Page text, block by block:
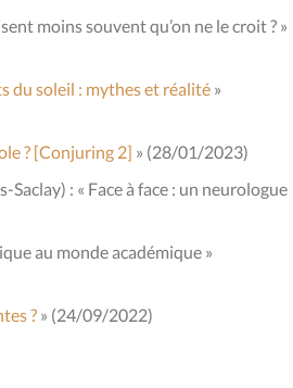
moins souvent qu’on ne le croit ? »
du soleil : mythes et réalité »
? [Conjuring 2] » (28/01/2023)
: « Face à face : un neurologue
au monde académique »
? » (24/09/2022)